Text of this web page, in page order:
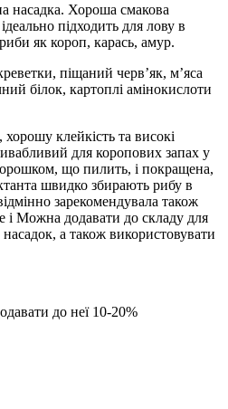
насадка. Хороша смакова
підходить для лову в
як короп, карась, амур.
піщаний черв’як, м’яса
білок, картоплі амінокислоти
хорошу клейкість та високі
для коропових запах у
що пилить, і покращена,
швидко збирають рибу в
зарекомендувала також
і Можна додавати до складу для
насадок, а також використовувати
до неї 10-20%